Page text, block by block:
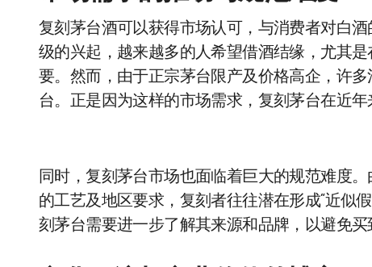
复刻茅台酒可以获得市场认可，与消费者对白
级的兴起，越来越多的人希望借酒结缘，尤其
要。然而，由于正宗茅台限产及价格高企，许
台。正是因为这样的市场需求，复刻茅台在近年
同时，复刻茅台市场也面临着巨大的规范难度
的工艺及地区要求，复刻者往往潜在形成“近似
刻茅台需要进一步了解其来源和品牌，以避免买